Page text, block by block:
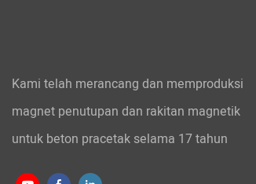
Kami telah merancang dan memproduksi
magnet penutupan dan rakitan magnetik
untuk beton pracetak selama 17 tahun